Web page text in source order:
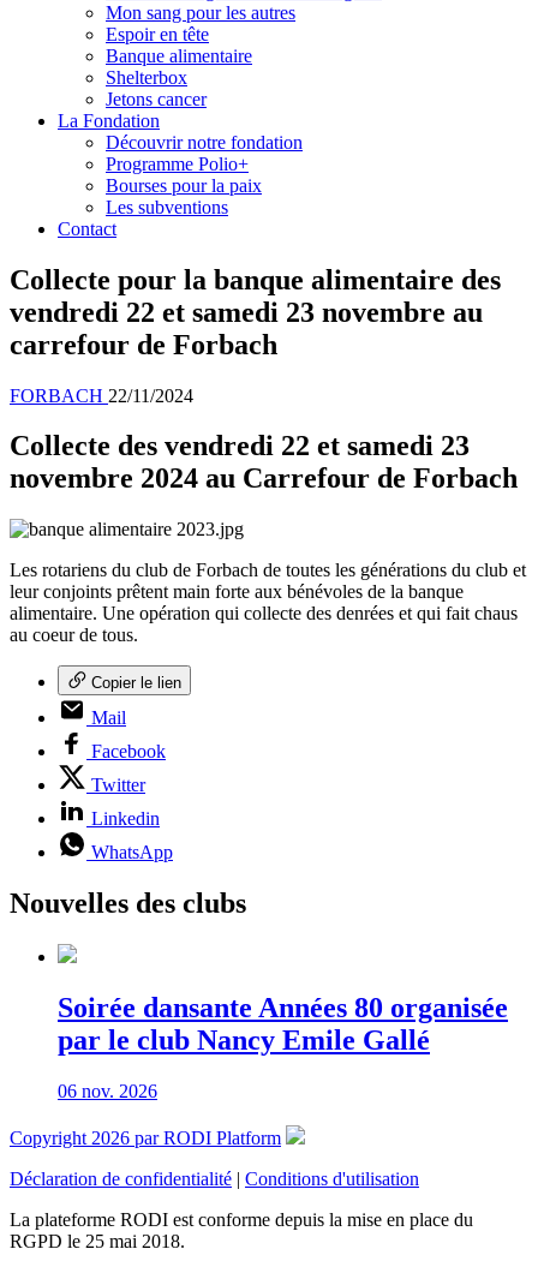
Mon sang pour les autres
Espoir en tête
Banque alimentaire
Shelterbox
Jetons cancer
La Fondation
Découvrir notre fondation
Programme Polio+
Bourses pour la paix
Les subventions
Contact
Collecte pour la banque alimentaire des
vendredi 22 et samedi 23 novembre au
carrefour de Forbach
FORBACH 22/11/2024
Collecte des vendredi 22 et samedi 23
novembre 2024 au Carrefour de Forbach
Les rotariens du club de Forbach de toutes les générations du club et
leur conjoints prêtent main forte aux bénévoles de la banque
alimentaire. Une opération qui collecte des denrées et qui fait chaus
au coeur de tous.
Copier le lien
Mail
Facebook
Twitter
Linkedin
WhatsApp
Nouvelles des clubs
Soirée dansante Années 80 organisée
par le club Nancy Emile Gallé
06 nov. 2026
Copyright 2026 par RODI Platform
Déclaration de confidentialité | Conditions d'utilisation
La plateforme RODI est conforme depuis la mise en place du
RGPD le 25 mai 2018.